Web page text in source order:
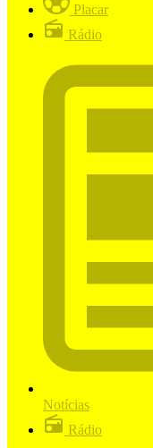
Placar
Rádio
Notícias
Rádio